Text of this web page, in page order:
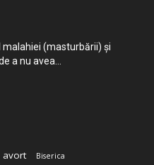
malahiei (masturbării) şi
a nu avea...
avort Biserica